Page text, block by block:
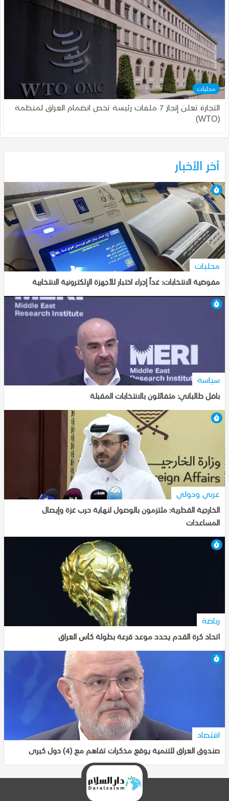
محليات
التجارة تعلن إنجاز 7 ملفات رئيسة تخص انضمام العراق لمنظمة
(WTO)
أخر الأخبار
محليات
7-10-2025, 18:46
مفوضية الانتخابات: غداً إجراء اختبار للأجهزة الإلكترونية الانتخابية
سياسة
بافل طالباني: متفائلون بالانتخابات المقبلة
عربي ودولي
الخارجية القطرية: ملتزمون بالوصول لنهاية حرب غزة وإيصال
المساعدات
رياضة
اتحاد كرة القدم يحدد موعد قرعة بطولة كأس العراق
اقتصاد
صندوق العراق للتنمية يوقع مذكرات تفاهم مع (4) دول كبرى